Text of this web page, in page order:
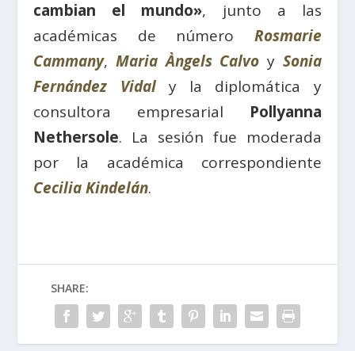
cambian el mundo», junto a las
académicas de número Rosmarie
Cammany,Maria Àngels Calvo y Sonia
Fernández Vidaly la diplomática y
consultora empresarial Pollyanna
Nethersole. La sesión fue moderada
por la académica correspondiente
Cecilia Kindelán.
SHARE: